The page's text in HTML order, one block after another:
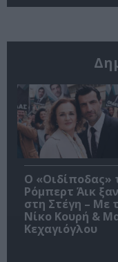
O «Οιδίποδας»
Ρόμπερτ Άικ
στη Στέγη – Με
Νίκο Κουρή &
Κεχαγιόγλου